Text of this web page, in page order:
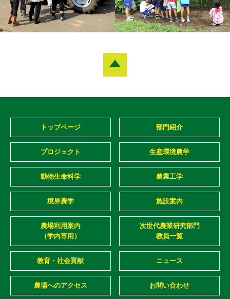
トップページ 部門紹介
プロジェクト 生産環境農学
動物生命科学 農業工学
境界農学 施設案内
農場利用案内
（学内専用）
次世代農業研究部門
教員一覧
教育・社会貢献 ニュース
農場へのアクセス お問い合わせ